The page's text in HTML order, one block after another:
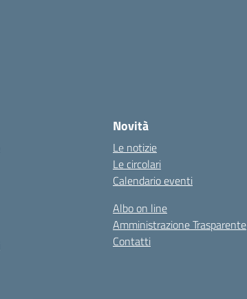
Novità
Le notizie
Le circolari
Calendario eventi
Albo on line
Amministrazione Trasparente
Contatti